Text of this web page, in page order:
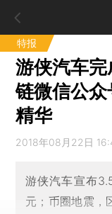
特报
游侠汽车
链微信公
精华
2018年08月22日
游侠汽车宣布
元；币圈地震，